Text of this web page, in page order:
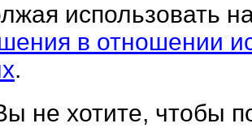
использовать
в отношении
.
не хотите, чтобы